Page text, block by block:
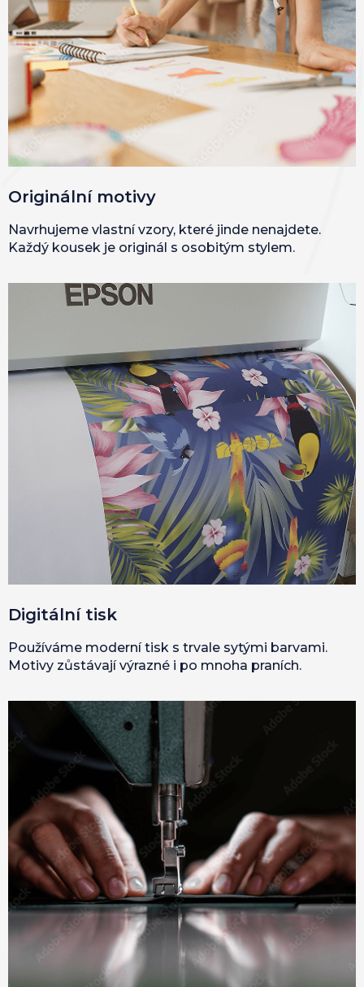
Originální motivy
Navrhujeme vlastní vzory, které jinde nenajdete.
Každý kousek je originál s osobitým stylem.
Digitální tisk
Používáme moderní tisk s trvale sytými barvami.
Motivy zůstávají výrazné i po mnoha praních.